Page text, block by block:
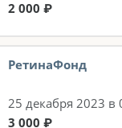
2 000 ₽
РетинаФонд
25 декабря 2023 в
3 000 ₽